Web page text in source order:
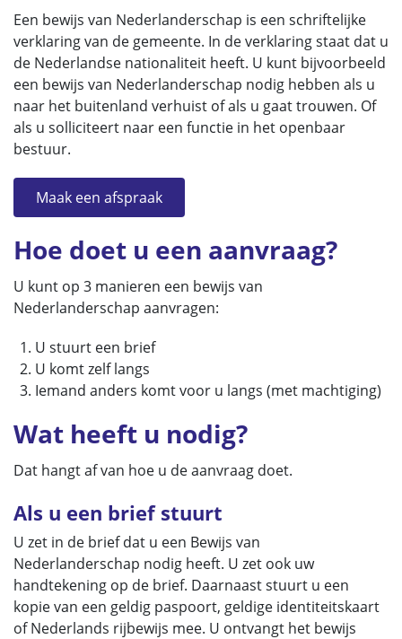
Een bewijs van Nederlanderschap is een schriftelijke
verklaring van de gemeente. In de verklaring staat dat u
de Nederlandse nationaliteit heeft. U kunt bijvoorbeeld
een bewijs van Nederlanderschap nodig hebben als u
naar het buitenland verhuist of als u gaat trouwen. Of
als u solliciteert naar een functie in het openbaar
bestuur.
Maak een afspraak
Hoe doet u een aanvraag?
U kunt op 3 manieren een bewijs van
Nederlanderschap aanvragen:
U stuurt een brief
U komt zelf langs
Iemand anders komt voor u langs (met machtiging)
Wat heeft u nodig?
Dat hangt af van hoe u de aanvraag doet.
Als u een brief stuurt
U zet in de brief dat u een Bewijs van
Nederlanderschap nodig heeft. U zet ook uw
handtekening op de brief. Daarnaast stuurt u een
kopie van een geldig paspoort, geldige identiteitskaart
of Nederlands rijbewijs mee. U ontvangt het bewijs